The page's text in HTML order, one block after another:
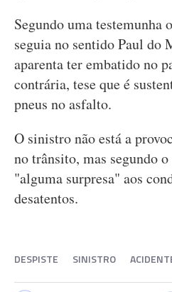
Segundo uma testemunha
seguia no sentido Paul do
aparenta ter embatido no
contrária, tese que é
pneus no asfalto.
O sinistro não está a
no trânsito, mas segundo
"alguma surpresa" aos
desatentos.
DESPISTE SINISTRO